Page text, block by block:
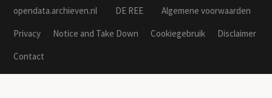
opendata.archieven.nl DE REE
Algemene voorwaarden
Privacy
Notice and Take Down Cookiegebruik
Disclaimer
Contact